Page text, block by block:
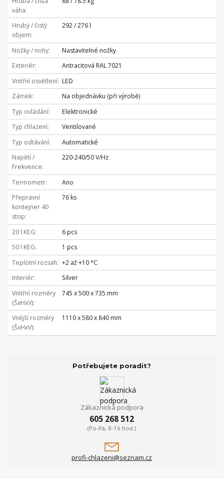
váha
Hrubý / čistý
objem
292 / 276 l
Nožky / nohy
Nastavitelné nožky
Exteriér
Antracitová RAL 7021
Vnitřní osvětlení LED
Zámek
Na objednávku (při výrobě)
Typ ovládání
Elektronické
Typ chlazení
Ventilované
Typ odtávání
Automatické
Napětí /
Frekvence
220-240/50 V/Hz
Termometr
Ano
Přepravní
kontejner 40
stop
76 ks
20 l KEG
6 pcs
50 l KEG
1 pcs
Teplotní rozsah
+2 až +10 °C
Interiér
Silver
Vnitřní rozměry
(ŠxHxV)
745 x 500 x 735 mm
Vnější rozměry
(ŠxHxV)
1110 x 580 x 840 mm
Potřebujete poradit?
Zákaznická podpora
605 268 512
(Po-Pá, 8-16 hod.)
profi-chlazeni@seznam.cz